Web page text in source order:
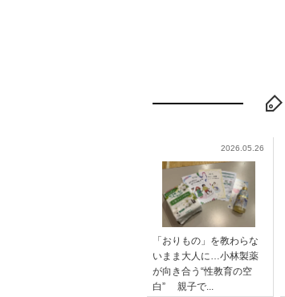
2026.05.26
「おりもの」を教わらな
いまま大人に…小林製薬
が向き合う“性教育の空
白” 親子で...